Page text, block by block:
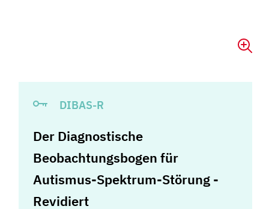
DIBAS-R
Der Diagnostische
Beobachtungsbogen für
Autismus-Spektrum-Störung -
Revidiert